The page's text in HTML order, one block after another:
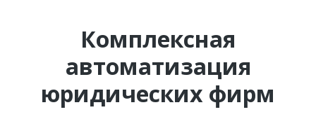
Комплексная
автоматизация
юридических фирм